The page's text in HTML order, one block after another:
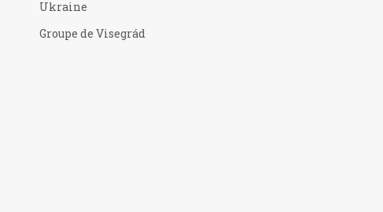
Ukraine
Groupe de Visegrád